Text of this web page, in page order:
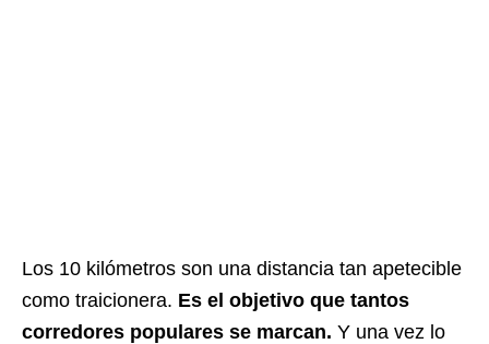
Los 10 kilómetros son una distancia tan apetecible
como traicionera. Es el objetivo que tantos
corredores populares se marcan. Y una vez lo